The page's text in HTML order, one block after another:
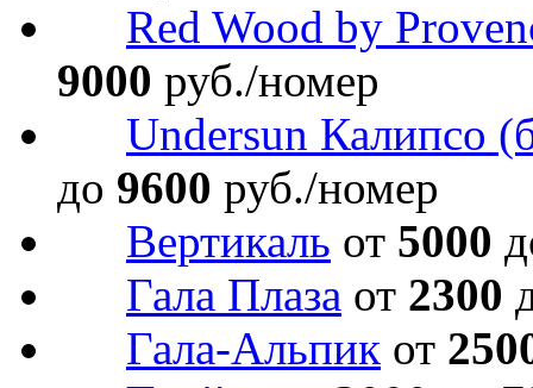
Red Wood by
9000 руб./номер
Undersun Калипсо
до 9600 руб./номер
Вертикаль от 5000
Гала Плаза от 2300
Гала-Альпик от